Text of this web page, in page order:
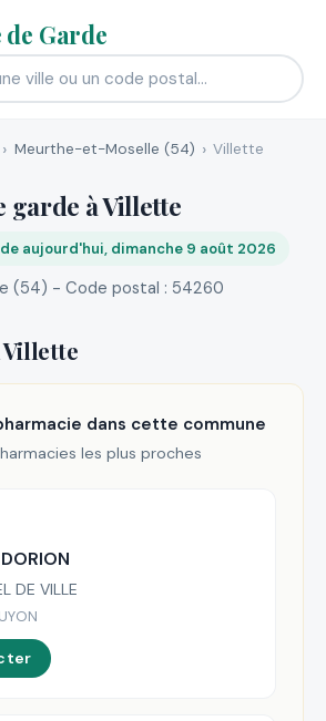
Garde
Meurthe-et-Moselle (54) Villette
garde à Villette
aujourd'hui, dimanche 9 août 2026
(54) - Code postal : 54260
Villette
dans cette commune
les plus proches
DE VILLE